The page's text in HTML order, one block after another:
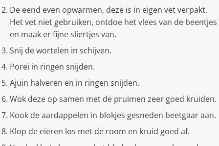
De eend even opwarmen, deze is in eigen vet verpakt.
Het vet niet gebruiken, ontdoe het vlees van de beentjes
en maak er fijne sliertjes van.
Snij de wortelen in schijven.
Porei in ringen snijden.
Ajuin halveren en in ringen snijden.
Wok deze op samen met de pruimen zeer goed kruiden.
Kook de aardappelen in blokjes gesneden beetgaar aan.
Klop de eieren los met de room en kruid goed af.